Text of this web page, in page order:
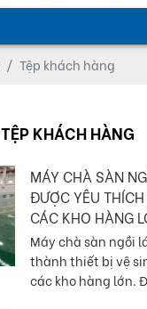
Tệp khách hàng
TỆP KHÁCH HÀNG
MÁY CHÀ SÀN
ĐƯỢC YÊU
CÁC KHO HÀNG
Máy chà sàn ngồi
thành thiết bị vệ
các kho hàng lớn.